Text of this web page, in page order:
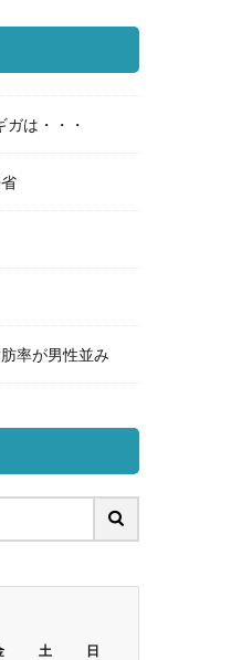
ガは・・・
率が男性並み
土 日